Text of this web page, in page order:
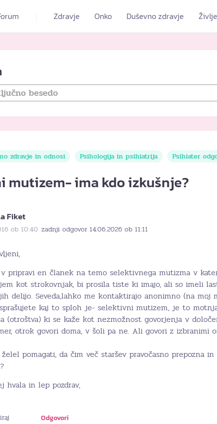
Zdravje Onko Duševno zdravje
zdravje in odnosi Psihologija in psihiatrija Psihiater
mutizem- ima kdo izkušnje?
Fiket
ob 10:40 zadnji odgovor 14.06.2026 ob 11:11
pripravi en članek na temo selektivnega mutizma v
kot strokovnjak, bi prosila tiste ki imajo, ali so imeli
delijo. Seveda,lahko me kontaktirajo anonimno (na moj
kaj to sploh je- selektivni mutizem, je to
(otroštva) ki se kaže kot nezmožnost govorjenja v
otrok govori doma, v šoli pa ne. Ali govori z izbranimi
pomagati, da čim več staršev pravočasno prepozna in
hvala in lep pozdrav,
Odgovori